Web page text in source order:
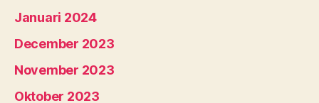
Januari 2024
December 2023
November 2023
Oktober 2023